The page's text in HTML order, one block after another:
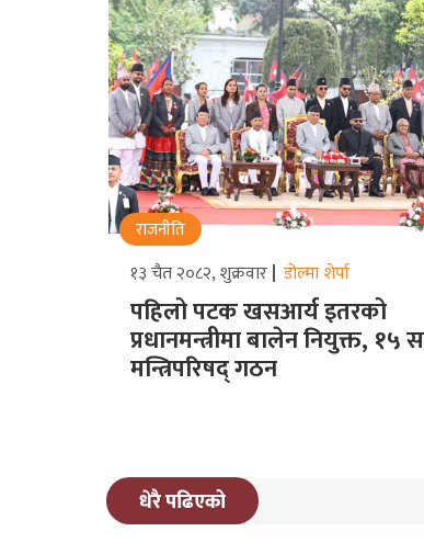
राजनीति
१३ चैत २०८२, शुक्रवार डोल्मा शेर्पा
पहिलो पटक खसआर्य इतरको
प्रधानमन्त्रीमा बालेन नियुक्त, १५
मन्त्रिपरिषद् गठन
धेरै पढिएको